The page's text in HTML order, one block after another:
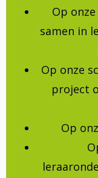
Op
samen in
Op onze
project
Op